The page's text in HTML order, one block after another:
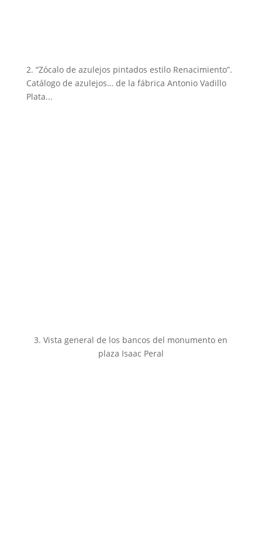
2. “Zócalo de azulejos pintados estilo Renacimiento”.
Catálogo de azulejos… de la fábrica Antonio Vadillo
Plata...
3. Vista general de los bancos del monumento en
plaza Isaac Peral